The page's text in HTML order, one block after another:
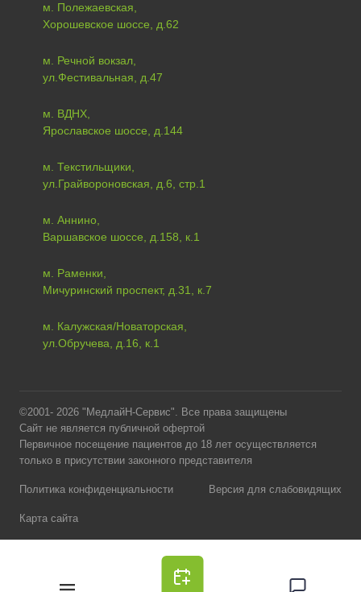
м. Полежаевская,
Хорошевское шоссе, д.62
м. Речной вокзал,
ул.Фестивальная, д.47
м. ВДНХ,
Ярославское шоссе, д.144
м. Текстильщики,
ул.Грайвороновская, д.6, стр.1
м. Аннино,
Варшавское шоссе, д.158, к.1
м. Раменки,
Мичуринский проспект, д.31, к.7
м. Калужская/Новаторская,
ул.Обручева, д.16, к.1
©2001- 2026 "МедлайН-Сервис". Все права защищены
Сайт не является публичной офертой
Первичное посещение пациентов до 18 лет осуществляется
только в присутствии законного представителя
Политика конфиденциальности Версия для слабовидящих
Карта сайта